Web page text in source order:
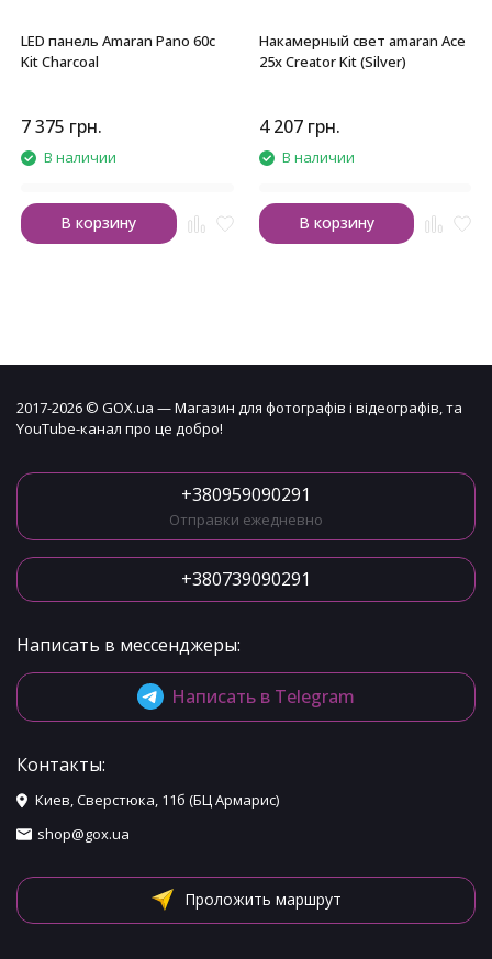
LED панель Amaran Pano 60c
Kit Charcoal
7 375 грн.
В наличии
В корзину
Накамерный свет amaran Ace
25x Creator Kit (Silver)
4 207 грн.
В наличии
В корзину
2017-2026 © GOX.ua — Магазин для фотографів і відеографів, та
YouTube-канал про це добро!
+380959090291
Отправки ежедневно
+380739090291
Написать в мессенджеры:
Написать в Telegram
Контакты:
Киев, Сверстюка, 11б (БЦ Армарис)
shop@gox.ua
Проложить маршрут